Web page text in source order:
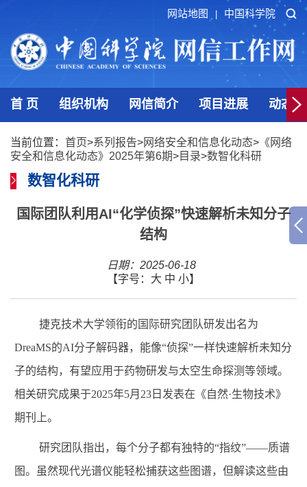
网站地图 中国科学院
首 页 组织机构 网信简介 项目进展 动态
当前位置： 首页>系列报告>网络安全和信息化动态> 《网络
安全和信息化动态》2025年第6期>目录>数智化科研
数智化科研
国际团队利用AI“化学侦探”快速解析未知分子
结构
日期：2025-06-18
【字号： 大 中 小】
捷克技术大学领衔的国际研究团队研发出名为
DreaMS的AI分子解码器，能像“侦探”一样快速解析未知分
子的结构，有望应用于药物研发与太空生命探测等领域。
相关研究成果于2025年5月 23 日发表在《自然·生物技术》
期刊上。
研究团队指出，每个分子都有独特的“指纹”——质谱
图。虽然现代光谱仪能轻松捕获这些图谱，但解读这些由